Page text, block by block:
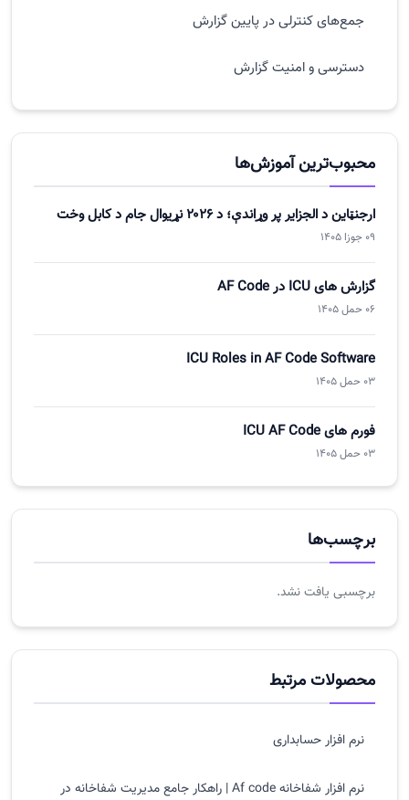
جمع‌های کنترلی در پایین گزارش
دسترسی و امنیت گزارش
چرا تراز آزمایشی مهم است؟ (کاربرد عملی)
نکته مهم آموزشی
مطالب مرتبط
واژه‌نامه تخصصی
محبوب‌ترین آموزش‌ها
ارجنټاین د الجزایر پر وړاندې؛ د ۲۰۲۶ نړیوال جام د کابل وخت
گزارش های ICU در AF Code
ICU Roles in AF Code Software
فورم های ICU AF Code
برچسب‌ها
برچسبی یافت نشد.
محصولات مرتبط
نرم افزار حسابداری
نرم افزار شفاخانه Af code | راهکار جامع مدیریت شفاخانه در